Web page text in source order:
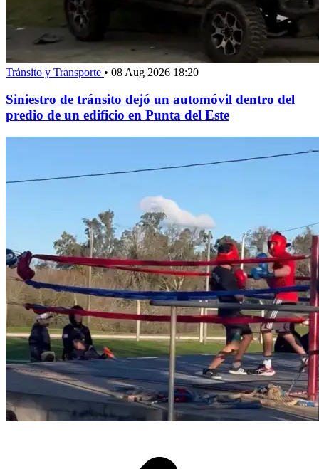
Tránsito y Transporte • 08 Aug 2026 18:20
Siniestro de tránsito dejó un automóvil dentro del
predio de un edificio en Punta del Este